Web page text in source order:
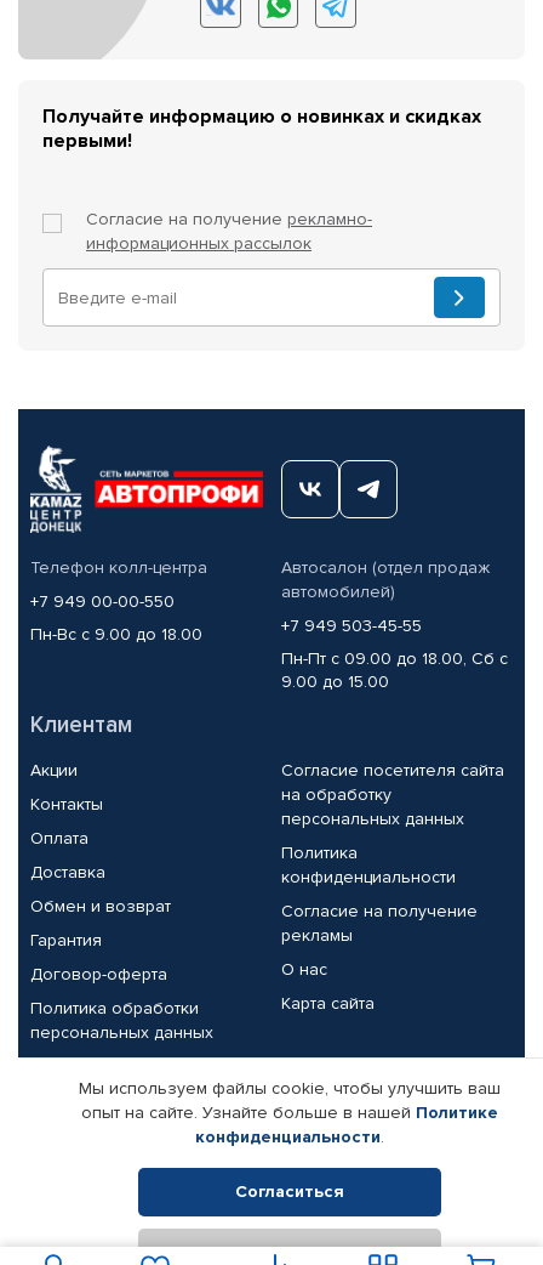
Получайте информацию о новинках и скидках
первыми!
Согласие на получение рекламно-
информационных рассылок
Телефон колл-центра
+7 949 00-00-550
Пн-Вс с 9.00 до 18.00
Автосалон (отдел продаж
автомобилей)
+7 949 503-45-55
Пн-Пт с 09.00 до 18.00, Сб с
9.00 до 15.00
Клиентам
Акции
Контакты
Оплата
Доставка
Обмен и возврат
Гарантия
Договор-оферта
Политика обработки
персональных данных
Согласие посетителя сайта
на обработку
персональных данных
Политика
конфиденциальности
Согласие на получение
рекламы
О нас
Карта сайта
Партнерам
Корпоративным клиентам
Поставщикам
Реквизиты компании
© КАМАЗ ЦЕНТР ДОНЕЦК, 2015-2026. Все права защищены.
Мы используем файлы cookie, чтобы улучшить ваш
опыт на сайте. Узнайте больше в нашей Политике
конфиденциальности.
Согласиться
Отклонить